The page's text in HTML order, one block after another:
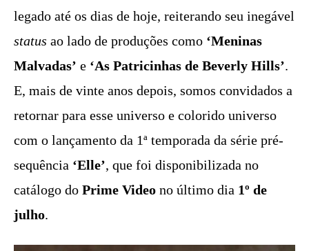
legado até os dias de hoje, reiterando seu inegável
status ao lado de produções como ‘Meninas
Malvadas’ e ‘As Patricinhas de Beverly Hills’.
E, mais de vinte anos depois, somos convidados a
retornar para esse universo e colorido universo
com o lançamento da 1ª temporada da série pré-
sequência ‘Elle’, que foi disponibilizada no
catálogo do Prime Video no último dia 1º de
julho.